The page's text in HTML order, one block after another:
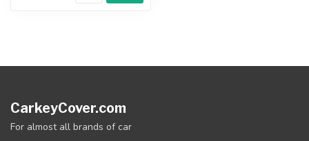
CarkeyCover.com
For almost all brands of car